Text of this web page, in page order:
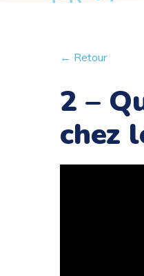
← Retour
2 –
chez